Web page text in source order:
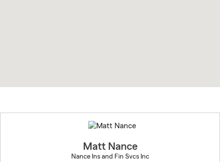
to
before
Matt Nance
Nance Ins and Fin Svcs Inc